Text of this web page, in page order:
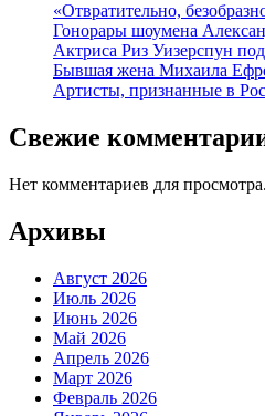
«Отвратительно,
Гонорары шоумена
Актриса Риз Уизерспун
Бывшая жена Михаила
Артисты, признанные в
Свежие
Нет комментариев для просмотра.
Архивы
Август 2026
Июль 2026
Июнь 2026
Май 2026
Апрель 2026
Март 2026
Февраль 2026